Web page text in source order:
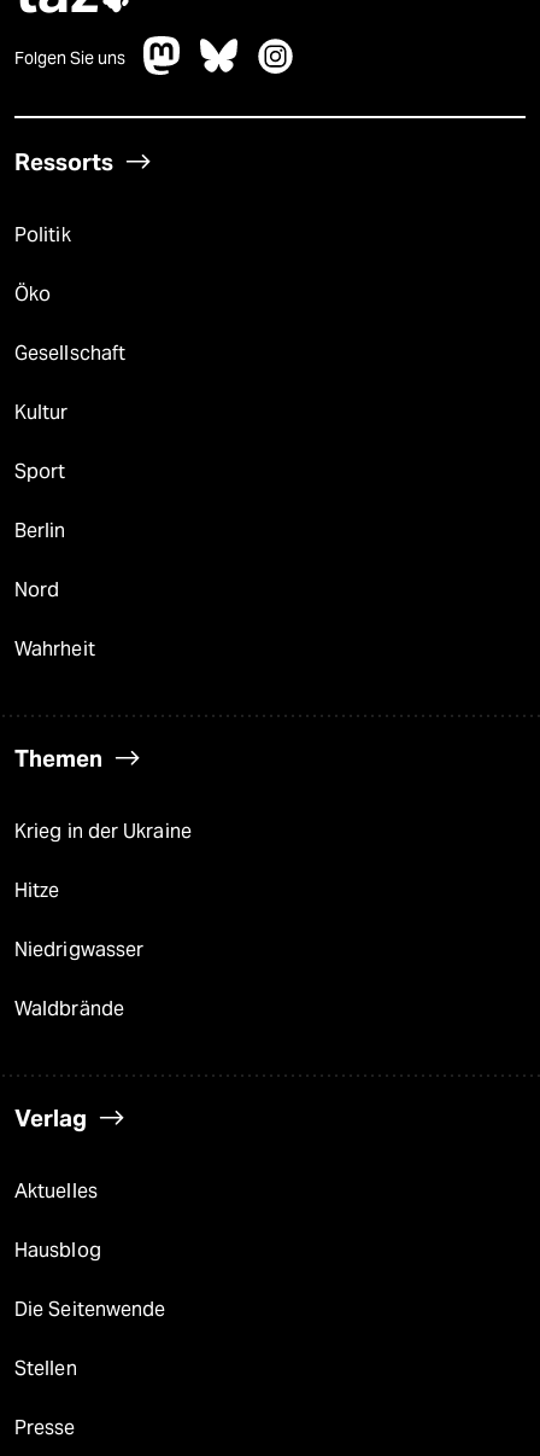
Folgen Sie uns
Ressorts
Politik
Öko
Gesellschaft
Kultur
Sport
Berlin
Nord
Wahrheit
Themen
Krieg in der Ukraine
Hitze
Niedrigwasser
Waldbrände
Verlag
Aktuelles
Hausblog
Die Seitenwende
Stellen
Presse